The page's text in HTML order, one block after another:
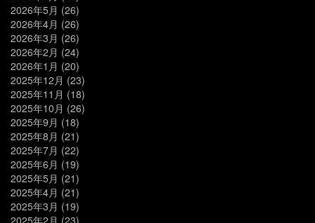
2026年5月 (26)
2026年4月 (26)
2026年3月 (26)
2026年2月 (24)
2026年1月 (20)
2025年12月 (23)
2025年11月 (18)
2025年10月 (26)
2025年9月 (18)
2025年8月 (21)
2025年7月 (22)
2025年6月 (19)
2025年5月 (21)
2025年4月 (21)
2025年3月 (19)
2025年2月 (23)